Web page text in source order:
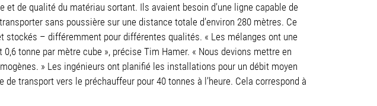
de qualité du matériau sortant. Ils avaient besoin d’une ligne capable de
sans poussière sur une distance totale d’environ 280 mètres. Ce
– différemment pour différentes qualités. « Les mélanges ont une
0,6 tonne par mètre cube », précise Tim Hamer. « Nous devions mettre en
» Les ingénieurs ont planifié les installations pour un débit moyen
transport vers le préchauffeur pour 40 tonnes à l’heure. Cela correspond à